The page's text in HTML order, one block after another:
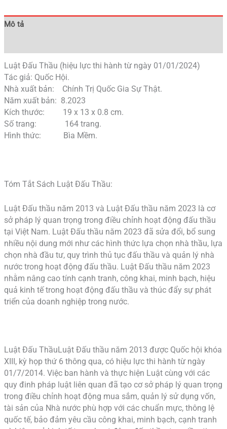
Mô tả
Luật Đấu Thầu (hiệu lực thi hành từ ngày 01/01/2024)
Tác giả: Quốc Hội.
Nhà xuất bản: Chính Trị Quốc Gia Sự Thật.
Năm xuất bản: 8.2023
Kích thước: 19 x 13 x 0.8 cm.
Số trang: 164 trang.
Hình thức: Bìa Mềm.
Tóm Tắt Sách Luật Đấu Thầu:
Luật Đấu thầu năm 2013 và Luật Đấu thầu năm 2023 là cơ
sở pháp lý quan trọng trong điều chỉnh hoạt động đấu thầu
tại Việt Nam. Luật Đấu thầu năm 2023 đã sửa đổi, bổ sung
nhiều nội dung mới như các hình thức lựa chọn nhà thầu, lựa
chọn nhà đầu tư, quy trình thủ tục đấu thầu và quản lý nhà
nước trong hoạt động đấu thầu. Luật Đấu thầu năm 2023
nhằm nâng cao tính cạnh tranh, công khai, minh bạch, hiệu
quả kinh tế trong hoạt động đấu thầu và thúc đẩy sự phát
triển của doanh nghiệp trong nước.
Luật Đấu ThầuLuật Đấu thầu năm 2013 được Quốc hội khóa
XIII, kỳ họp thứ 6 thông qua, có hiệu lực thi hành từ ngày
01/7/2014. Việc ban hành và thực hiện Luật cùng với các
quy đinh pháp luật liên quan đã tạo cơ sở pháp lý quan trọng
trong điều chỉnh hoạt động mua sắm, quản lý sử dụng vốn,
tài sản của Nhà nước phù hợp với các chuẩn mực, thông lệ
quốc tế, bảo đảm yêu cầu công khai, minh bạch, cạnh tranh